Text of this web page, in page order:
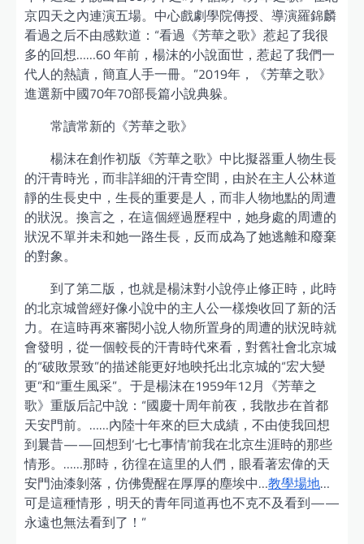
京四天之內連演五場。中心戲劇學院傳授、導演羅錦麟
看過之后不由感歎道：“看過《芳華之歌》惹起了我很
多的回想……60 年前，楊沫的小說面世，惹起了我們一
代人的熱讀，簡直人手一冊。”2019年，《芳華之歌》
進選新中國70年70部長篇小說典躲。
常讀常新的《芳華之歌》
楊沫在創作初版《芳華之歌》中比擬器重人物生長
的汗青時光，而非詳細的汗青空間，由於在主人公林道
靜的生長史中，生長的重要是人，而非人物地點的周遭
的狀況。換言之，在這個經過歷程中，她身處的周遭的
狀況不單并未和她一路生長，反而成為了她逃離和廢棄
的對象。
到了第二版，也就是楊沫對小說停止修正時，此時
的北京城曾經好像小說中的主人公一樣煥收回了新的活
力。在這時再來審閱小說人物所置身的周遭的狀況時就
會發明，從一個較長的汗青時代來看，對舊社會北京城
的“破敗景致”的描述能更好地映托出北京城的“宏大變
更”和“重生風采”。于是楊沫在1959年12月《芳華之
歌》重版后記中說：“國慶十周年前夜，我散步在首都
天安門前。……內陸十年來的巨大成績，不由使我回想
到曩昔——回想到‘七七事情’前我在北京生涯時的那些
情形。……那時，彷徨在這里的人們，眼看著宏偉的天
安門油漆剝落，仿佛覺醒在厚厚的塵埃中…教學場地…
可是這種情形，明天的青年同道再也不克不及看到——
永遠也無法看到了！”